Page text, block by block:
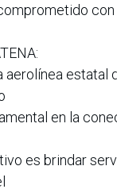
con
aerolínea estatal
en la
es brindar